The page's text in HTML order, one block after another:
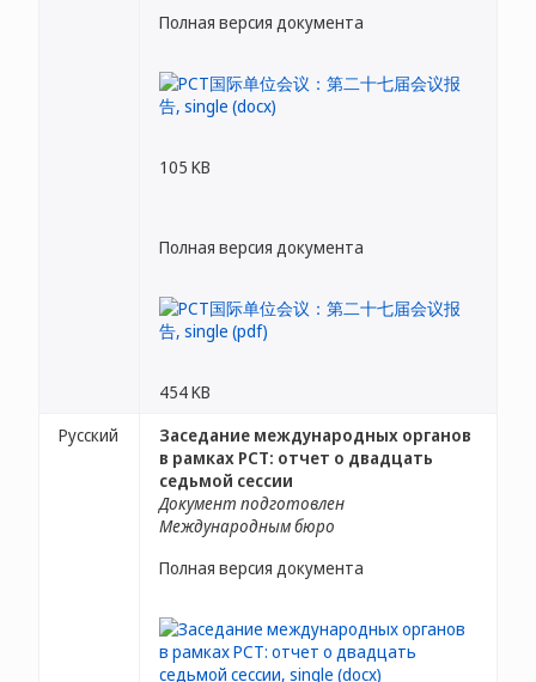
Полная версия документа
105 KB
Полная версия документа
454 KB
Русский
Заседание международных органов
в рамках PCT: отчет о двадцать
седьмой сессии
Документ подготовлен
Международным бюро
Полная версия документа